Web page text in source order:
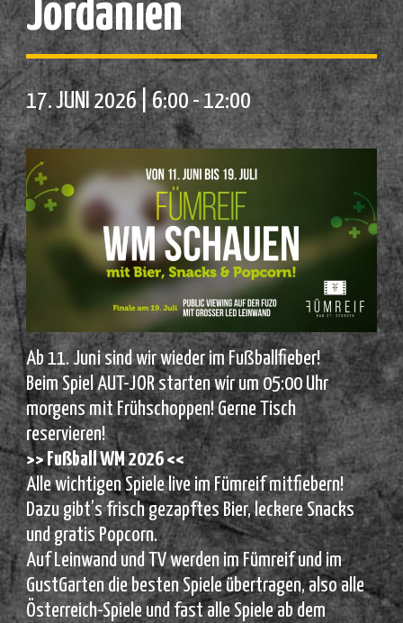
Jordanien
17. JUNI 2026 | 6:00-12:00
Ab 11. Juni sind wir wieder im Fußballfieber!
Beim Spiel AUT-JOR starten wir um 05:00 Uhr
morgens mit Frühschoppen! Gerne Tisch
reservieren!
>> Fußball WM 2026 <<
Alle wichtigen Spiele live im Fümreif mitfiebern!
Dazu gibt’s frisch gezapftes Bier, leckere Snacks
und gratis Popcorn.
Auf Leinwand und TV werden im Fümreif und im
GustGarten die besten Spiele übertragen, also alle
Österreich-Spiele und fast alle Spiele ab dem